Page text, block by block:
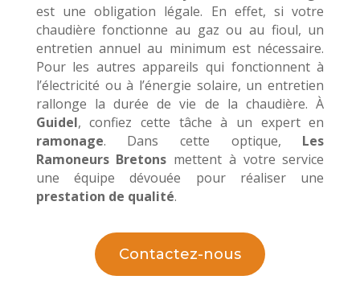
est une obligation légale. En effet, si votre
chaudière fonctionne au gaz ou au fioul, un
entretien annuel au minimum est nécessaire.
Pour les autres appareils qui fonctionnent à
l’électricité ou à l’énergie solaire, un entretien
rallonge la durée de vie de la chaudière. À
Guidel, confiez cette tâche à un expert en
ramonage. Dans cette optique, Les
Ramoneurs Bretons mettent à votre service
une équipe dévouée pour réaliser une
prestation de qualité.
Contactez-nous